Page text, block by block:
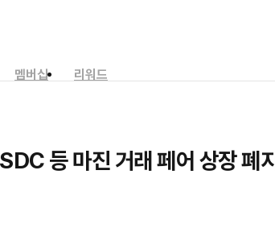
멤버십
리워드
등 마진 거래 페어 상장 폐지